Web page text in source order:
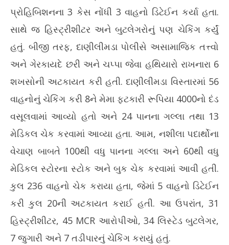
પ્રોહિબિશનના 3 કેસ નોંધી 3 વાહનો ડિટેઈન કર્યા હતા.
સાથે જ હિસ્ટ્રીશીટર અને બુટલેગરોનું પણ ચેકિંગ કર્યું
હતું. બીજી તરફ, દાણીલીમડા પોલીસે અસામાજિક તત્ત્વો
અને ગેરકાયદે છરી અને ચપ્પા જેવા હથિયારો રાખનારા 6
શખસોની અટકાયત કરી હતી. દાણીલીમડા વિસ્તારમાં 56
વાહનોનું ચેકિંગ કરી 8ને મેમા ફટકારી રૂપિયા 4000નો દંડ
વસૂલવામાં આવ્યો હતો અને 24 પાનના ગલ્લા તથા 13
મેડિકલ ચેક કરવામાં આવ્યા હતા. આમ, નશીલા પદાર્થોના
વેચાણ બાબતે 100થી વધુ પાનના ગલ્લા અને 60થી વધુ
મેડિકલ સ્ટોરના સ્ટોક અને બુક ચેક કરવામાં આવી હતી.
કુલ 236 વાહનો ચેક કરાયા હતા, જેમાં 5 વાહનો ડિટેઈન
કરી કુલ 20ની અટકાયત કરાઈ હતી. આ ઉપરાંત, 31
હિસ્ટ્રીશીટર, 45 MCR આરોપીઓ, 34 લિસ્ટેડ બુટલેગર,
7 જુગારી અને 7 તડીપારનું ચેકિંગ કરાયું હતું.